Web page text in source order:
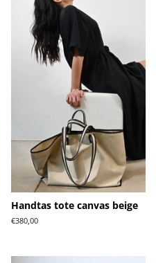
Handtas tote canvas beige
Normale
€380,00